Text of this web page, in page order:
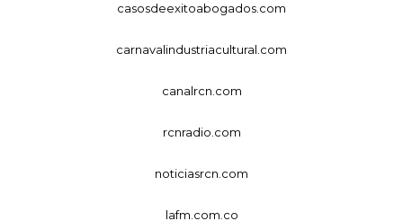
casosdeexitoabogados.com
carnavalindustriacultural.com
canalrcn.com
rcnradio.com
noticiasrcn.com
lafm.com.co